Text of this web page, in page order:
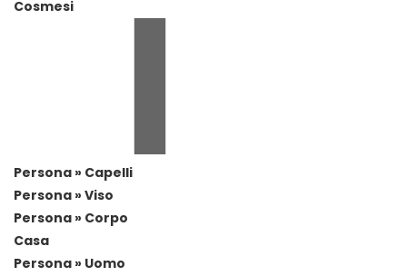
Cosmesi
Persona » Capelli
Persona » Viso
Persona » Corpo
Casa
Persona » Uomo